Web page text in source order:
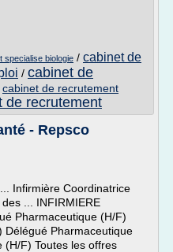
specialise biologie / cabinet de
/ cabinet de
cabinet de recrutement
de recrutement
- Repsco
Infirmière Coordinatrice
... INFIRMIERE
Pharmaceutique (H/F)
Délégué Pharmaceutique
(H/F) Toutes les offres